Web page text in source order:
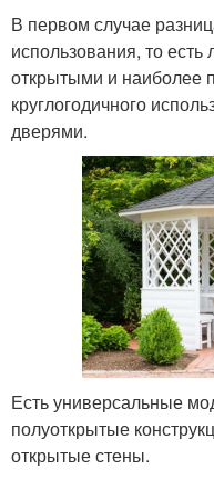
В первом случае
использования, то есть
открытыми и наиболее
круглогодичного
дверями.
Есть универсальные
полуоткрытые
открытые стены.